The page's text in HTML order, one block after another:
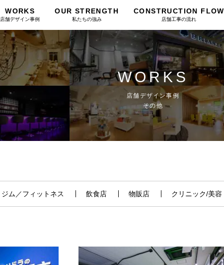
WORKS
店舗デザイン事例
OUR STRENGTH
私たちの強み
CONSTRUCTION FLOW
店舗工事の流れ
WORKS
店舗デザイン事例
その他
ジム／フィットネス 飲食店 物販店 クリニック/美容